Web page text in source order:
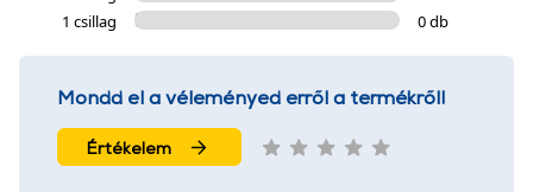
1 csillag
0 db
Mondd el a véleményed erről a termékről!
Értékelem